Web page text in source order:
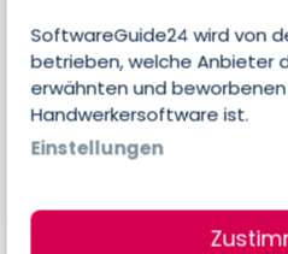
SoftwareGuide24 wird von
betrieben, welche Anbieter
erwähnten und beworbenen
Handwerkersoftware ist.
Einstellungen
Wie werden die
Softwares bewertet?
und schauen Sie sich
Transparenz an.
Weiterlesen